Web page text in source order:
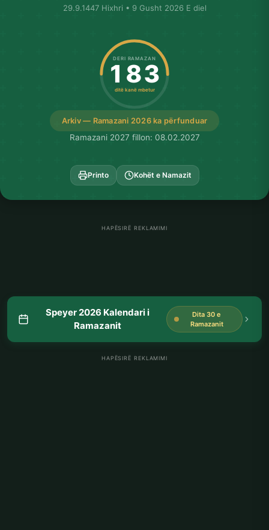
29.9.1447 Hixhri • 9 Gusht 2026 E diel
Arkiv — Ramazani 2026 ka përfunduar
DERI RAMAZAN
183
ditë kanë mbetur
Ramazani 2027 fillon: 08.02.2027
Printo Kohët e Namazit
HAPËSIRË REKLAMIMI
Speyer 2026 Kalendari i
Ramazanit
Dita 30 e
Ramazanit
HAPËSIRË REKLAMIMI